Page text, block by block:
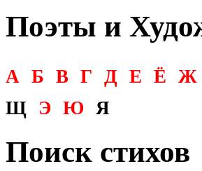
Поэты и
А Б В Г Д Е Ё Ж
Щ Э Ю Я
Поиск стихов